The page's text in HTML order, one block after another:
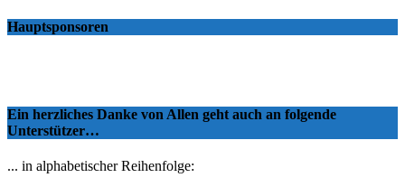
Hauptsponsoren
Ein herzliches Danke von Allen geht auch an folgende
Unterstützer…
... in alphabetischer Reihenfolge: